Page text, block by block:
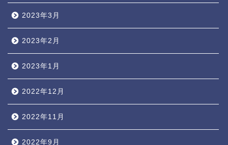
2023年3月
2023年2月
2023年1月
2022年12月
2022年11月
2022年9月